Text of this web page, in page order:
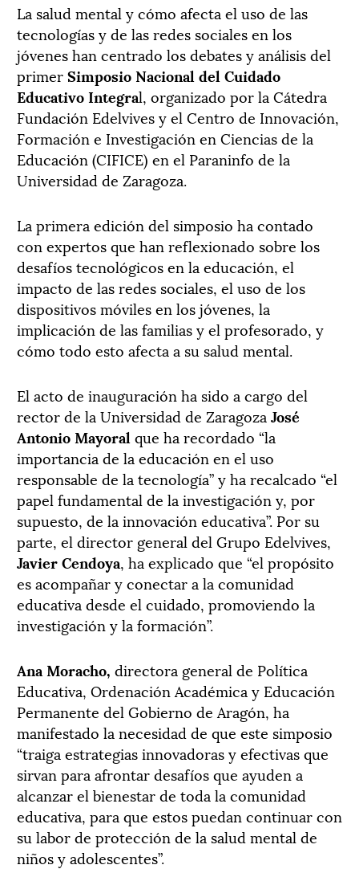
La salud mental y cómo afecta el uso de las
tecnologías y de las redes sociales en los
jóvenes han centrado los debates y análisis del
primerSimposio Nacional del Cuidado
Educativo Integral, organizado por la Cátedra
Fundación Edelvives y el Centro de Innovación,
Formación e Investigación en Ciencias de la
Educación (CIFICE) en el Paraninfo de la
Universidad de Zaragoza.
La primera edición del simposio ha contado
con expertos que han reflexionado sobre los
desafíos tecnológicos en la educación, el
impacto de las redes sociales, el uso de los
dispositivos móviles en los jóvenes, la
implicación de las familias y el profesorado, y
cómo todo esto afecta a su salud mental.
El acto de inauguración ha sido a cargo del
rector de la Universidad de Zaragoza José
Antonio Mayoral que ha recordado “la
importancia de la educación en el uso
responsable de la tecnología” y ha recalcado “el
papel fundamental de la investigación y, por
supuesto, de la innovación educativa”. Por su
parte, el director general del Grupo Edelvives,
Javier Cendoya, ha explicado que “el propósito
es acompañar y conectar a la comunidad
educativa desde el cuidado, promoviendo la
investigación y la formación”.
Ana Moracho, directora general de Política
Educativa, Ordenación Académica y Educación
Permanente del Gobierno de Aragón, ha
manifestado la necesidad de que este simposio
“traiga estrategias innovadoras y efectivas que
sirvan para afrontar desafíos que ayuden a
alcanzar el bienestar de toda la comunidad
educativa, para que estos puedan continuar con
su labor de protección de la salud mental de
niños y adolescentes”.